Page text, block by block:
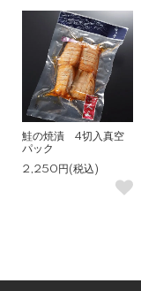
鮭の焼漬 4切入真空
パック
2,250円(税込)